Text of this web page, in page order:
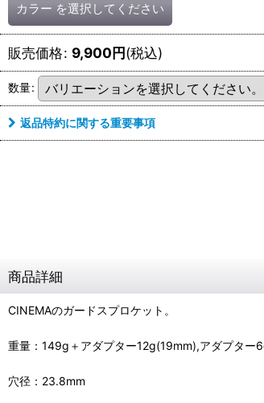
カラー を選択してください
販売価格: 9,900円(税込)
数量:
返品特約に関する重要事項
商品詳細
CINEMAのガードスプロケット。
重量：149g＋アダプター12g(19mm),アダプター
穴径：23.8mm